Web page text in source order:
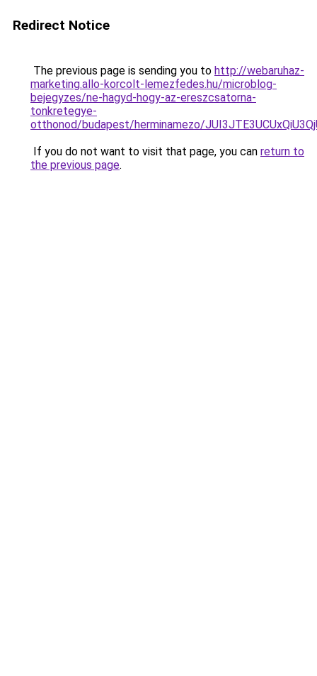
Redirect Notice
The previous page is sending you to http://webaruhaz-
marketing.allo-korcolt-lemezfedes.hu/microblog-
bejegyzes/ne-hagyd-hogy-az-ereszcsatorna-
tonkretegye-
otthonod/budapest/herminamezo/
If you do not want to visit that page, you can return to
the previous page.